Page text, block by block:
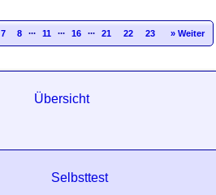
7 8 ... 11 ... 16 ... 21 22 23 » Weiter
Übersicht
Selbsttest